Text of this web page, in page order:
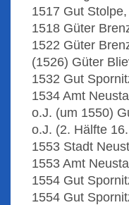
1517 Gut
1518 Güter
1522 Güter
(1526) Güter
1532 Gut
1534 Amt
o.J. (um 1550)
o.J. (2. Hälfte
1553 Stadt
1553 Amt
1554 Gut
1554 Gut